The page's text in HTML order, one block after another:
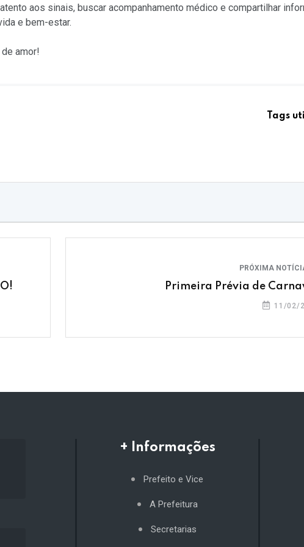
aos sinais, buscar acompanhamento médico e compartilhar
e bem-estar.
amor!
Tags
PRÓXIMA
Primeira Prévia de
11/02/
+ Informações
Prefeito e Vice
A Prefeitura
Secretarias